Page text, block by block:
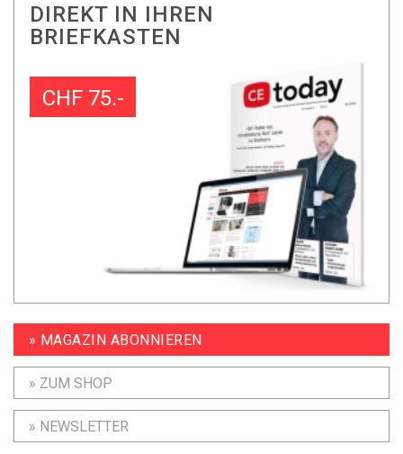
DIREKT IN IHREN
BRIEFKASTEN
CHF 75.-
» MAGAZIN ABONNIEREN
» ZUM SHOP
» NEWSLETTER